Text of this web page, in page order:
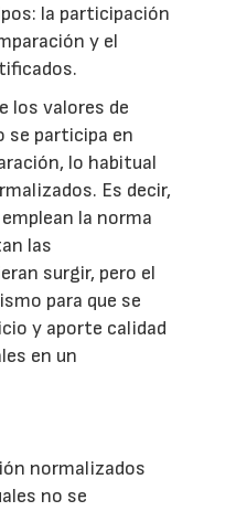
la participación
y el
los valores de
se participa en
lo habitual
Es decir,
la norma
las
surgir, pero el
para que se
y aporte calidad
en un
normalizados
no se